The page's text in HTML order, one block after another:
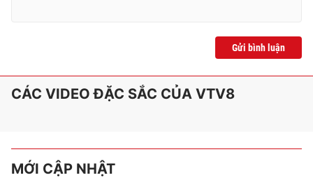
Gửi bình luận
CÁC VIDEO ĐẶC SẮC CỦA VTV8
MỚI CẬP NHẬT